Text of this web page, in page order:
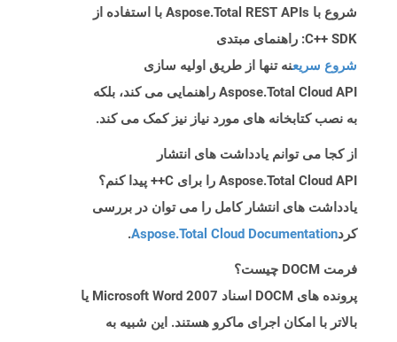
شروع با Aspose.Total REST APIs با استفاده از
C++ SDK: راهنمای مبتدی
شروع سریعنه تنها از طریق اولیه سازی
Aspose.Total Cloud API راهنمایی می کند، بلکه
به نصب کتابخانه های مورد نیاز نیز کمک می کند.
از کجا می توانم یادداشت های انتشار
Aspose.Total Cloud API را برای C++ پیدا کنم؟
یادداشت های انتشار کامل را می توان در بررسی
کردAspose.Total Cloud Documentation
.
فرمت DOCM چیست؟
پرونده های DOCM اسناد Microsoft Word 2007 یا
بالاتر با امکان اجرای ماکرو هستند. این شبیه به